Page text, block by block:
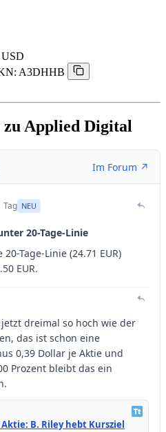
A3DHHB
Applied Digital